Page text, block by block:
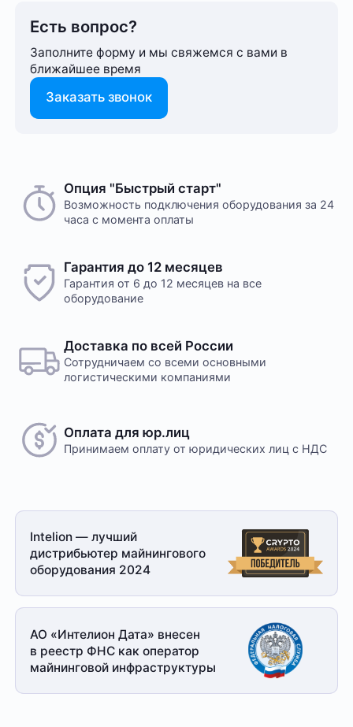
Есть вопрос?
Заполните форму и мы свяжемся с вами в
ближайшее время
Заказать звонок
Опция "Быстрый старт"
Возможность подключения оборудования за 24
часа с момента оплаты
Гарантия до 12 месяцев
Гарантия от 6 до 12 месяцев на все
оборудование
Доставка по всей России
Сотрудничаем со всеми основными
логистическими компаниями
Оплата для юр.лиц
Принимаем оплату от юридических лиц с НДС
Intelion — лучший
дистрибьютер майнингового
оборудования 2024
АО «Интелион Дата» внесен
в реестр ФНС как оператор
майнинговой инфраструктуры